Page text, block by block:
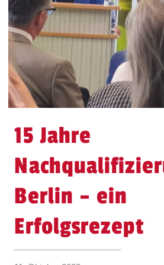
15 Jahre
Berlin – ein
Erfolgsrezept